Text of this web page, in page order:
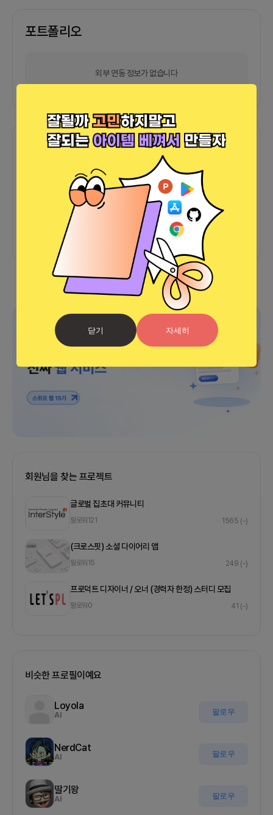
닫기 자세히
포트폴리오
외부 연동 정보가 없습니다
함께한 사람들이 남긴 말
프로젝트 프로챗 0
아직 후기가 도착하지 않았습니다
회원님을 찾는 프로젝트
글로벌 집초대 커뮤니티
팔로워 121 1565 (-)
(크로스핏) 소셜 다이어리 앱
팔로워 15 249 (-)
프로덕트 디자이너 / 오너 (경력자 한정) 스터디 모집
팔로워 0 41 (-)
비슷한 프로필이예요
Loyola
AI 팔로우
NerdCat
AI 팔로우
딸기왕
AI 팔로우